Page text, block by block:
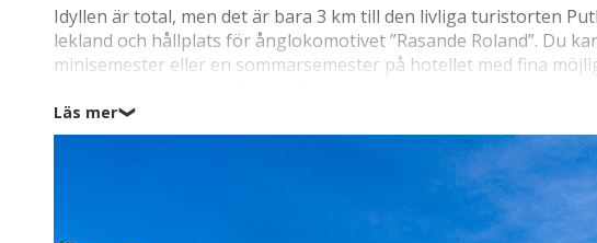
Idyllen är total, men det är bara 3 km till den livliga turistorten
lekland och hållplats för ånglokomotivet ”Rasande Roland”. Du
minisemester eller en sommarsemester på hotellet med fina
med kastanjealléer, gröna bokskogar, vandrings- och cykelleder,
glittrande blå sjöar – alltsammans omgivet av det föränderliga
på upptäcktsfärd på badorter som Sellin (18 km) och Binz (17
Jasmund som sedan 2011 finns med på UNESCO:s
sträcker sig 117 imponerande meter upp över havet.
Läs mer❯